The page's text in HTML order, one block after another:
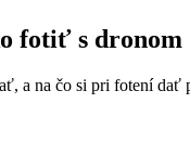
fotiť s dronom
a na čo si pri fotení dať